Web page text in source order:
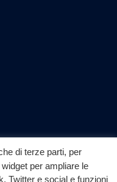
di terze parti, per
per ampliare le
Twitter e social e funzioni